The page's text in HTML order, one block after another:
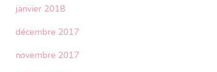
janvier 2018
décembre 2017
novembre 2017